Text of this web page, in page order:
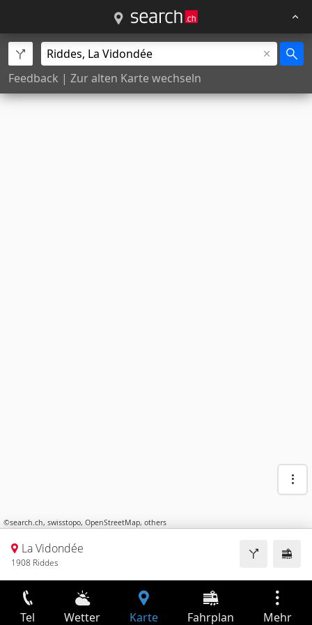
Feedback | Zur alten Karte wechseln
©search.ch, swisstopo, OpenStreetMap, others
La Vidondée
1908 Riddes
Tel Wetter Karte Fahrplan Mehr